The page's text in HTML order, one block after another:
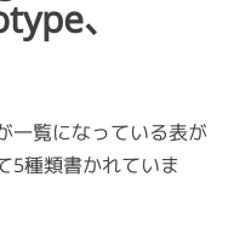
、
一覧になっている表が
5種類書かれていま